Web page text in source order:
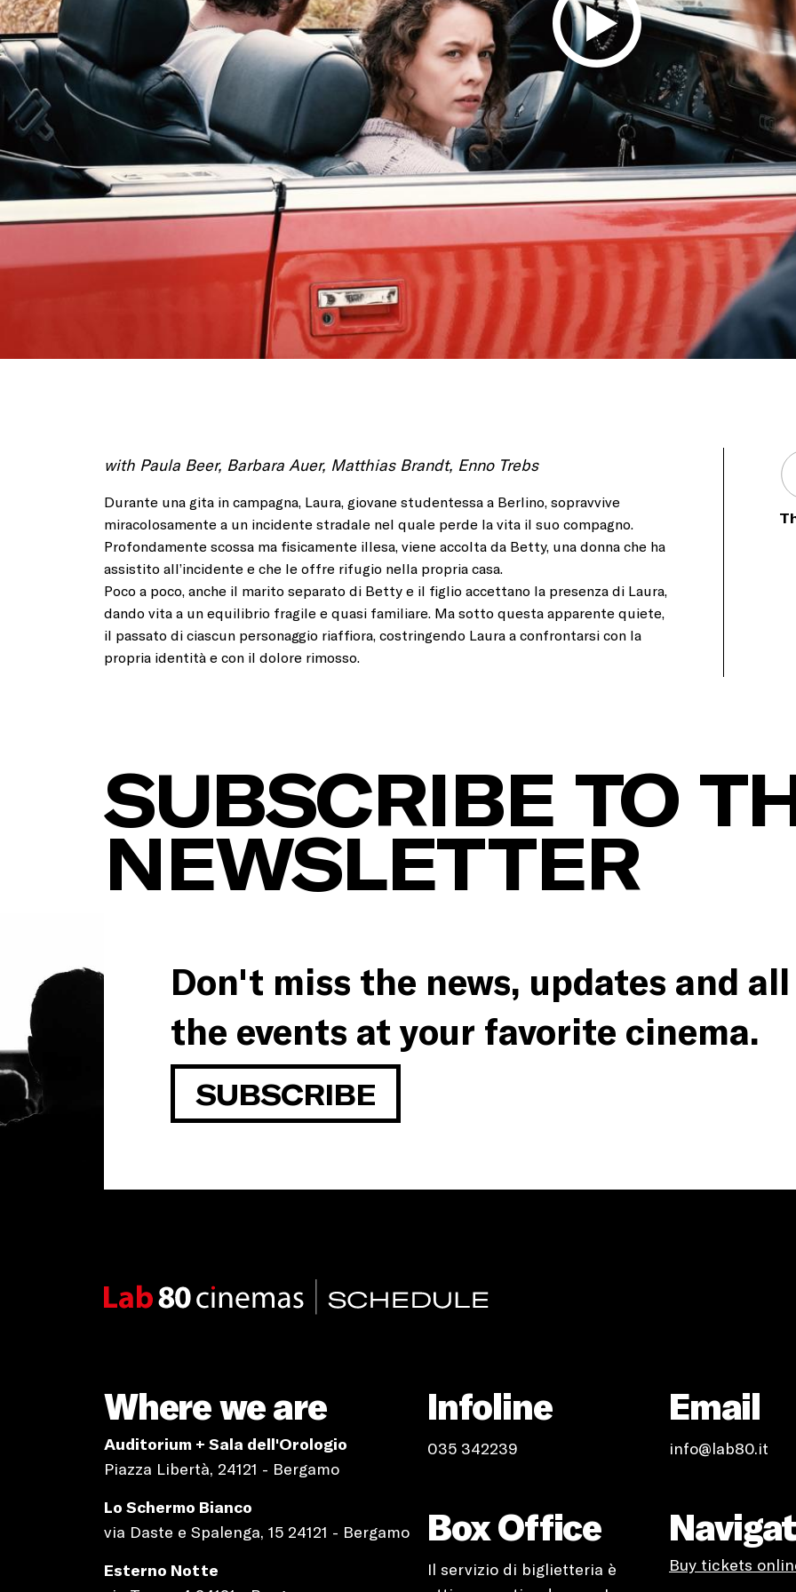
with Paula Beer, Barbara Auer, Matthias Brandt, Enno Trebs
Durante una gita in campagna, Laura, giovane studentessa a Berlino, sopravvive
miracolosamente a un incidente stradale nel quale perde la vita il suo compagno.
Profondamente scossa ma fisicamente illesa, viene accolta da Betty, una donna che ha
assistito all’incidente e che le offre rifugio nella propria casa.
Poco a poco, anche il marito separato di Betty e il figlio accettano la presenza di Laura,
dando vita a un equilibrio fragile e quasi familiare. Ma sotto questa apparente quiete,
il passato di ciascun personaggio riaffiora, costringendo Laura a confrontarsi con la
propria identità e con il dolore rimosso.
SUBSCRIBE TO
NEWSLETTER
Don't miss the news, updates and all
the events at your favorite cinema.
SUBSCRIBE
Where we are
Auditorium + Sala dell'Orologio
Piazza Libertà, 24121 - Bergamo
Lo Schermo Bianco
via Daste e Spalenga, 15 24121 - Bergamo
Esterno Notte
Infoline
035 342239
Email
info@lab80.it
Box Office
Il servizio di biglietteria è
Buy tickets